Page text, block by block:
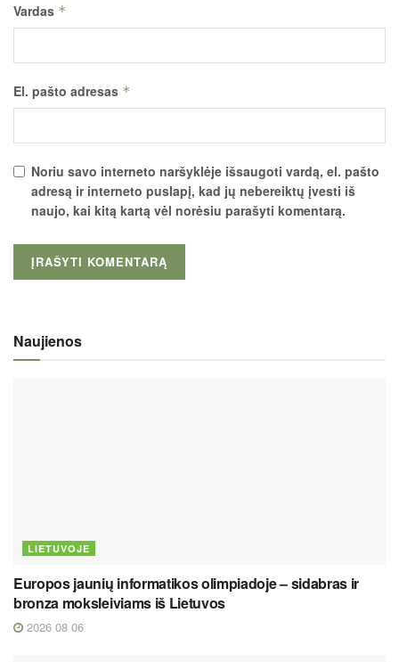
Vardas *
El. pašto adresas *
Noriu savo interneto naršyklėje išsaugoti vardą, el. pašto
adresą ir interneto puslapį, kad jų nebereiktų įvesti iš
naujo, kai kitą kartą vėl norėsiu parašyti komentarą.
Naujienos
LIETUVOJE
Europos jaunių informatikos olimpiadoje – sidabras ir
bronza moksleiviams iš Lietuvos
2026 08 06